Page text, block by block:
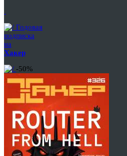
Годовая
подписка
на
Хакер
-50%